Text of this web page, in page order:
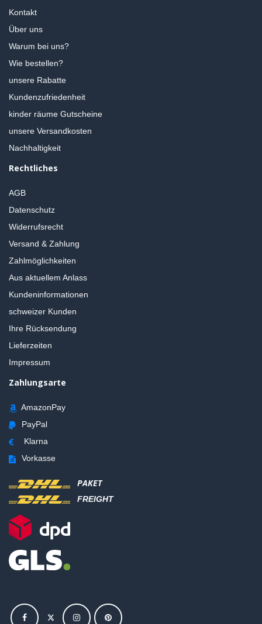
Kontakt
Über uns
Warum bei uns?
Wie bestellen?
unsere Rabatte
Kundenzufriedenheit
kinder räume Gutscheine
unsere Versandkosten
Nachhaltigkeit
Rechtliches
AGB
Datenschutz
Widerrufsrecht
Versand & Zahlung
Zahlmöglichkeiten
Aus aktuellem Anlass
Kundeninformationen
schweizer Kunden
Ihre Rücksendung
Lieferzeiten
Impressum
Zahlungsarte
AmazonPay
PayPal
Klarna
Vorkasse
PAKET
FREIGHT